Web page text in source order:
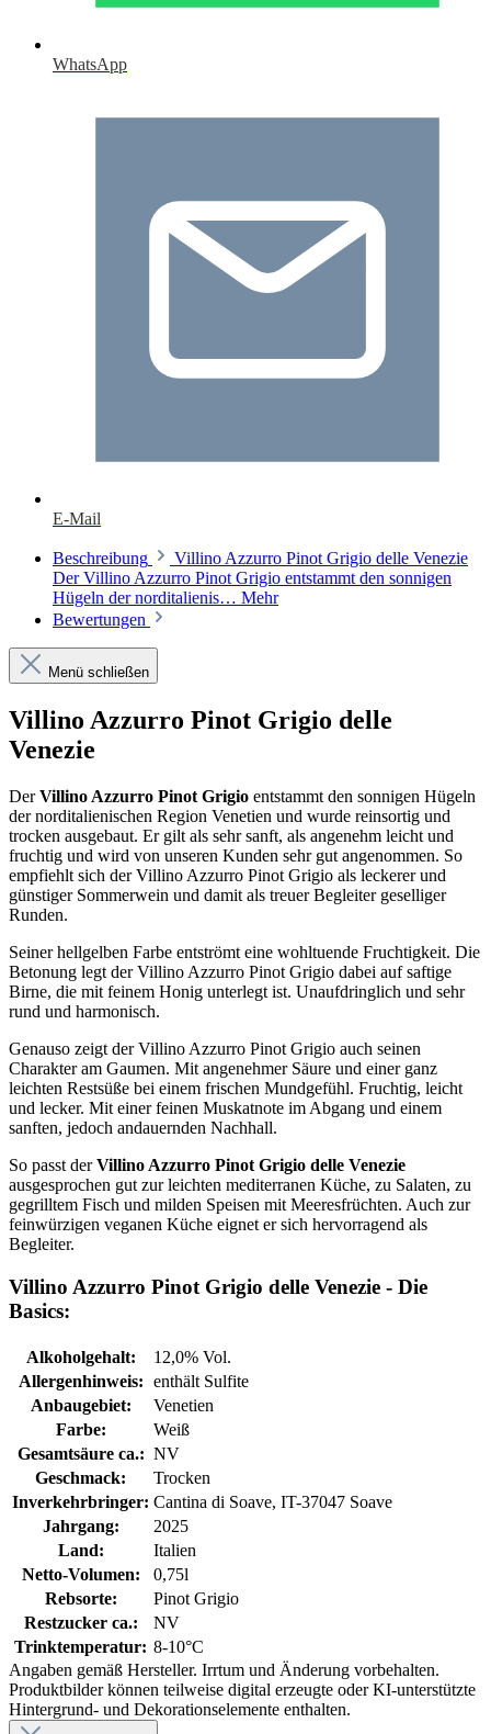
WhatsApp
E-Mail
Beschreibung
Villino Azzurro Pinot Grigio delle Venezie
Der Villino Azzurro Pinot Grigio entstammt den sonnigen
Hügeln der norditalienis… Mehr
Bewertungen
Menü schließen
Villino Azzurro Pinot Grigio delle
Venezie
DerVillino Azzurro Pinot Grigio entstammt den sonnigen Hügeln
der norditalienischen Region Venetien und wurde reinsortig und
trocken ausgebaut. Er gilt als sehr sanft, als angenehm leicht und
fruchtig und wird von unseren Kunden sehr gut angenommen. So
empfiehlt sich der Villino Azzurro Pinot Grigio als leckerer und
günstiger Sommerwein und damit als treuer Begleiter geselliger
Runden.
Seiner hellgelben Farbe entströmt eine wohltuende Fruchtigkeit. Die
Betonung legt der Villino Azzurro Pinot Grigio dabei auf saftige
Birne, die mit feinem Honig unterlegt ist. Unaufdringlich und sehr
rund und harmonisch.
Genauso zeigt der Villino Azzurro Pinot Grigio auch seinen
Charakter am Gaumen. Mit angenehmer Säure und einer ganz
leichten Restsüße bei einem frischen Mundgefühl. Fruchtig, leicht
und lecker. Mit einer feinen Muskatnote im Abgang und einem
sanften, jedoch andauernden Nachhall.
So passt derVillino Azzurro Pinot Grigio delle Venezie
ausgesprochen gut zur leichten mediterranen Küche, zu Salaten, zu
gegrilltem Fisch und milden Speisen mit Meeresfrüchten. Auch zur
feinwürzigen veganen Küche eignet er sich hervorragend als
Begleiter.
Villino Azzurro Pinot Grigio delle Venezie - Die
Basics:
Alkoholgehalt:
12,0% Vol.
Allergenhinweis: enthält Sulfite
Anbaugebiet:
Venetien
Farbe:
Weiß
Gesamtsäure ca.: NV
Geschmack:
Trocken
Inverkehrbringer: Cantina di Soave, IT-37047 Soave
Jahrgang:
2025
Land:
Italien
Netto-Volumen:
0,75l
Rebsorte:
Pinot Grigio
Restzucker ca.:
NV
Trinktemperatur: 8-10°C
Angaben gemäß Hersteller. Irrtum und Änderung vorbehalten.
Produktbilder können teilweise digital erzeugte oder KI-unterstützte
Hintergrund- und Dekorationselemente enthalten.